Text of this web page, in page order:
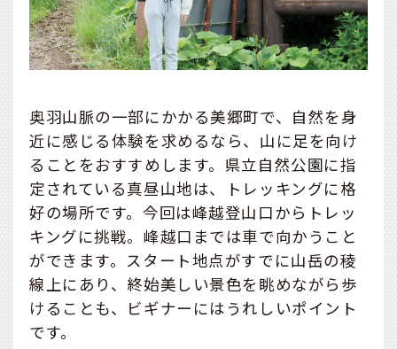
奥羽山脈の一部にかかる美郷町で、自然を身
近に感じる体験を求めるなら、山に足を向け
ることをおすすめします。県立自然公園に指
定されている真昼山地は、トレッキングに格
好の場所です。今回は峰越登山口からトレッ
キングに挑戦。峰越口までは車で向かうこと
ができます。スタート地点がすでに山岳の稜
線上にあり、終始美しい景色を眺めながら歩
けることも、ビギナーにはうれしいポイント
です。